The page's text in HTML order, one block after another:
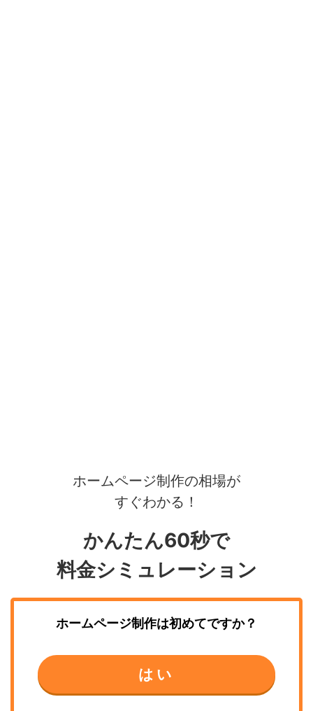
ホームページ制作の相場が
すぐわかる！
かんたん60秒で
料金シミュレーション
ホームページ制作は初めてですか？
はい